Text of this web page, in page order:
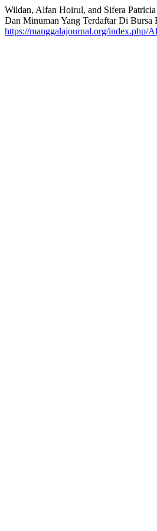
Wildan, Alfan Hoirul, and Sifera
Dan Minuman Yang Terdaftar Di Bursa
https://manggalajournal.org/index.php/